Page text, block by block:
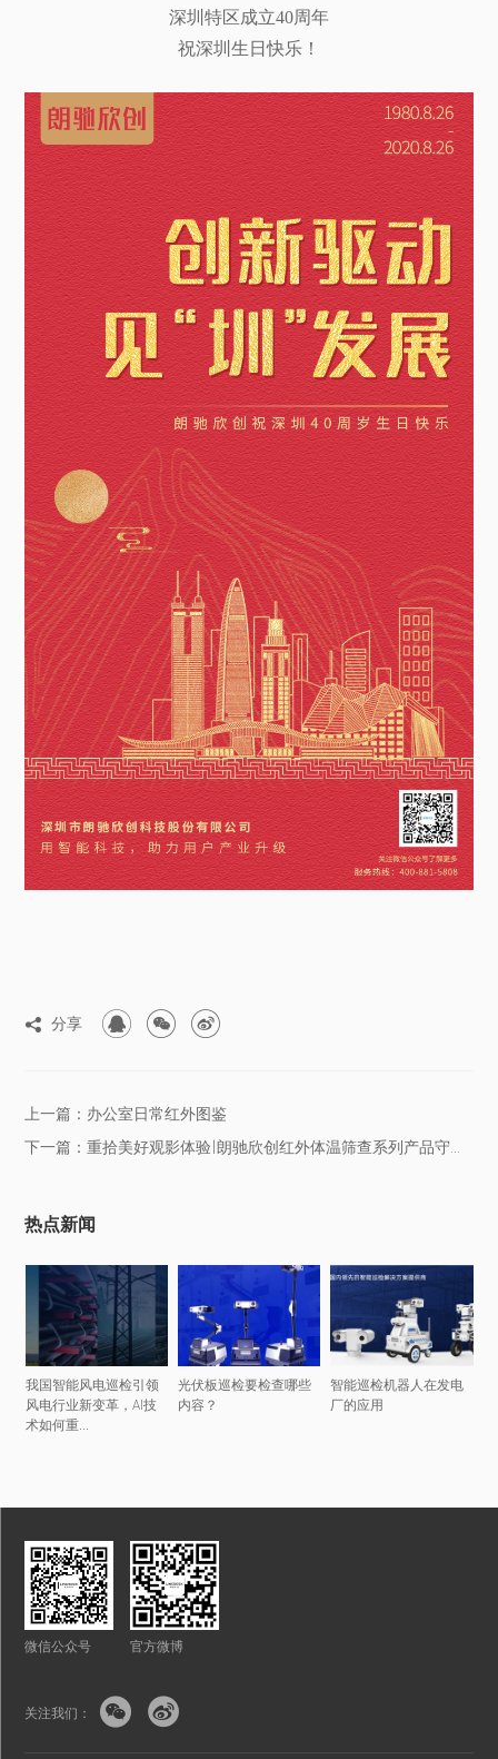
深圳特区成立40周年
祝深圳生日快乐！
 分享   
上一篇：办公室日常红外图鉴
热点新闻
我国智能风电巡检引领
风电行业新变革，AI技
术如何重...
光伏板巡检要检查哪些
内容？
智能巡检机器人在发电
厂的应用
微信公众号 官方微博
关注我们：  